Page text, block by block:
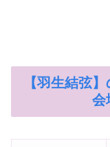
【羽生結弦
会